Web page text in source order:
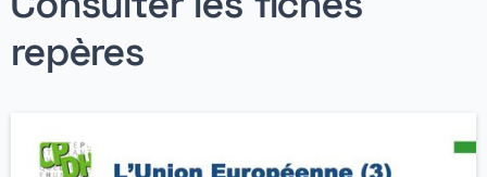
Consulter les fiches
repères